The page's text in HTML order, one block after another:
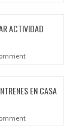
ACTIVIDAD
EN CASA